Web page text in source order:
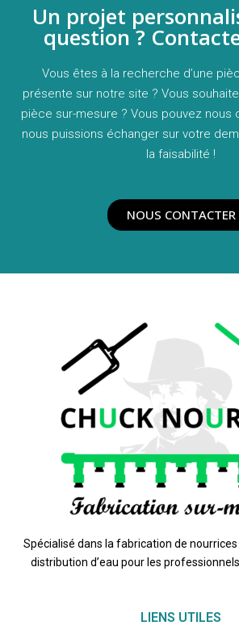
Un projet
question ?
Vous êtes à la recherche d’une
présente sur notre site ? Vous
pièce sur-mesure ? Vous pouvez nous
nous puissions échanger sur votre
la faisabilité !
NOUS CONTACTER
Spécialisé dans la fabrication de
distribution d’eau pour les
LIENS UTILES